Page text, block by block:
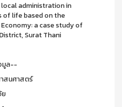
administration in
of life based on the
a case study of
Surat Thani
มูล--
สนศาสตร์